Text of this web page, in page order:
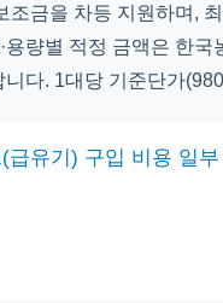
조금을 차등 지원하며,
용량별 적정 금액은 한
다. 1대당 기준단가
급유기) 구입 비용 일